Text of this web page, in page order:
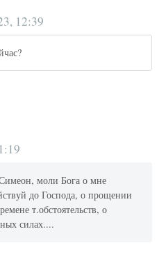
12:39
моли Бога о мне
до Господа, о прощении
т.обстоятельств, о
силах....